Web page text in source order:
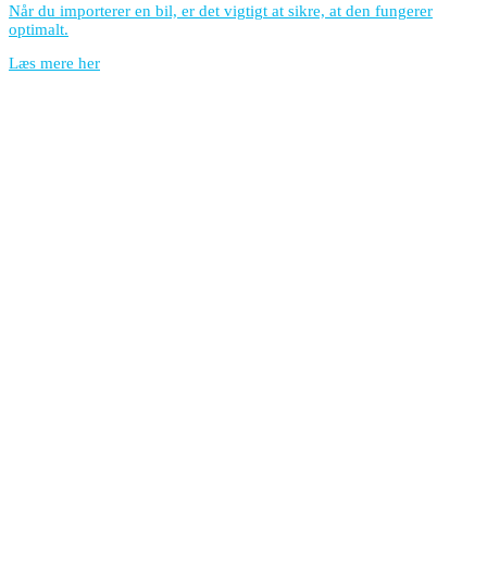
Når du importerer en bil, er det vigtigt at sikre, at den fungerer
optimalt.
Læs mere her